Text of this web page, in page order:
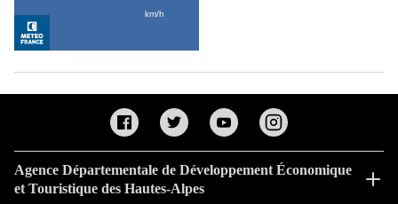
Agence Départementale de Développement Économique
et Touristique des Hautes-Alpes